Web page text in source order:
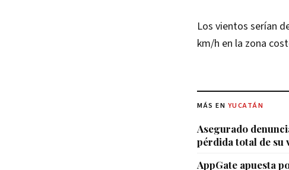
Los vientos serían
km/h en la zona
MÁS EN YUCATÁN
Asegurado
pérdida total de su
AppGate apuesta